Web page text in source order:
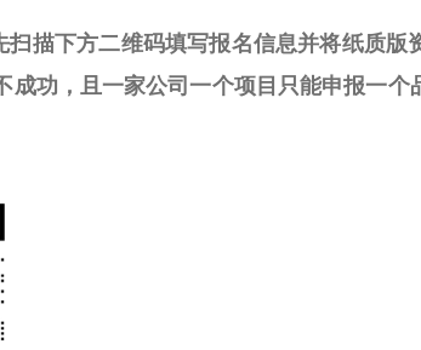
扫描下方二维码填写报名信息并将纸质
成功， 且一家公司一个项目只能申报一个